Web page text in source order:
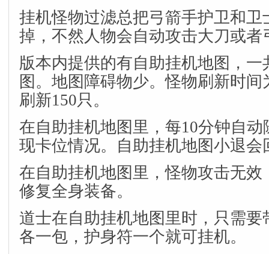
挂机怪物过滤总把弓箭手护卫和卫
掉，不然人物会自动攻击大刀或者
版本内提供的有自助挂机地图，一
图。地图障碍物少。怪物刷新时
刷新150只。
在自助挂机地图里，每10分钟自
现卡位情况。自助挂机地图小退会
在自助挂机地图里，怪物攻击无效
修复全身装备。
道士在自助挂机地图里时，只需要
各一包，护身符一个就可挂机。